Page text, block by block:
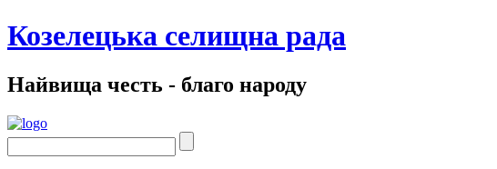
Козелецька селищна рада
Найвища честь - благо народу